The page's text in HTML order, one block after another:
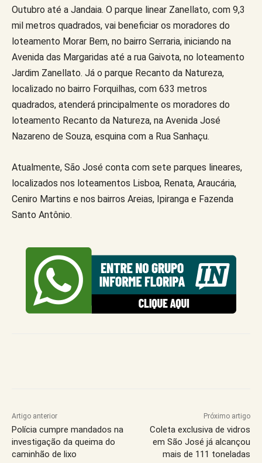
Outubro até a Jandaia. O parque linear Zanellato, com 9,3
mil metros quadrados, vai beneficiar os moradores do
loteamento Morar Bem, no bairro Serraria, iniciando na
Avenida das Margaridas até a rua Gaivota, no loteamento
Jardim Zanellato. Já o parque Recanto da Natureza,
localizado no bairro Forquilhas, com 633 metros
quadrados, atenderá principalmente os moradores do
loteamento Recanto da Natureza, na Avenida José
Nazareno de Souza, esquina com a Rua Sanhaçu.
Atualmente, São José conta com sete parques lineares,
localizados nos loteamentos Lisboa, Renata, Araucária,
Ceniro Martins e nos bairros Areias, Ipiranga e Fazenda
Santo Antônio.
Artigo anterior
Polícia cumpre mandados na
investigação da queima do
caminhão de lixo
Próximo artigo
Coleta exclusiva de vidros
em São José já alcançou
mais de 111 toneladas